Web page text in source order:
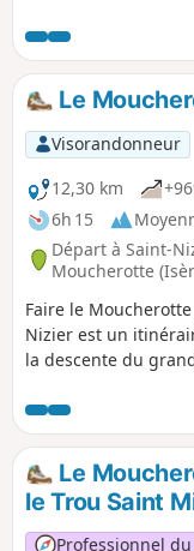
nécessitant de
évidente à trouver. Ajout modérateur au 14/09/2021
(toujours d'actualité
actuellement
commentaires en
Le
Visorandonneur
12,30 km
6h 15
Départ à Saint-
Moucherotte
Faire le
Nizier est un
la descente du
Le
le Trou Saint
Professionnel